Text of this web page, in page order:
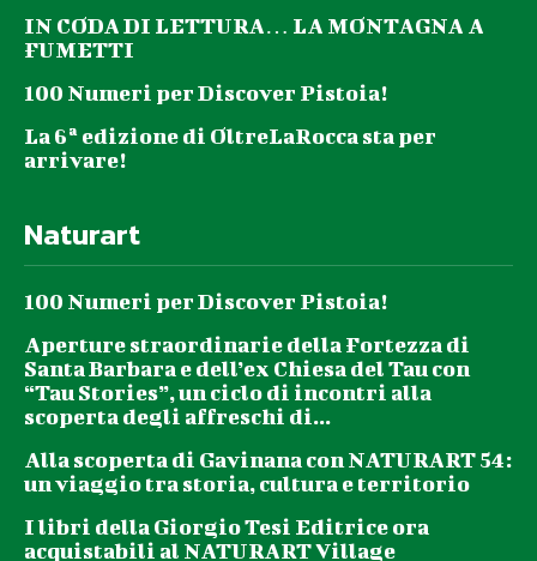
IN CODA DI LETTURA… LA MONTAGNA A
FUMETTI
100 Numeri per Discover Pistoia!
La 6ª edizione di OltreLaRocca sta per
arrivare!
Naturart
100 Numeri per Discover Pistoia!
Aperture straordinarie della Fortezza di
Santa Barbara e dell’ex Chiesa del Tau con
“Tau Stories”, un ciclo di incontri alla
scoperta degli affreschi di...
Alla scoperta di Gavinana con NATURART 54:
un viaggio tra storia, cultura e territorio
I libri della Giorgio Tesi Editrice ora
acquistabili al NATURART Village